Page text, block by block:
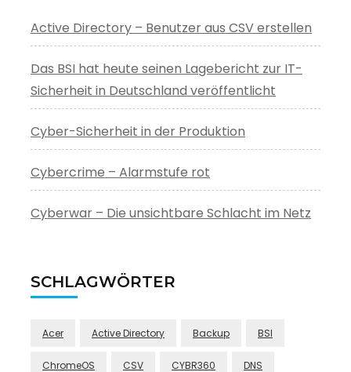
Active Directory – Benutzer aus CSV erstellen
Das BSI hat heute seinen Lagebericht zur IT-
Sicherheit in Deutschland veröffentlicht
Cyber-Sicherheit in der Produktion
Cybercrime – Alarmstufe rot
Cyberwar – Die unsichtbare Schlacht im Netz
SCHLAGWÖRTER
Acer Active Directory Backup BSI
ChromeOS CSV CYBR360 DNS